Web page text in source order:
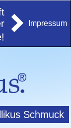
Impressum
Schmuck